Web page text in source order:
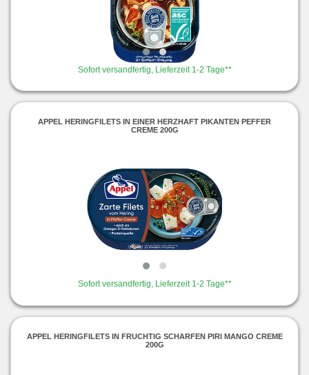
Sofort versandfertig, Lieferzeit 1-2 Tage**
APPEL HERINGFILETS IN EINER HERZHAFT PIKANTEN PEFFER
CREME 200G
Sofort versandfertig, Lieferzeit 1-2 Tage**
APPEL HERINGFILETS IN FRUCHTIG SCHARFEN PIRI MANGO CREME
200G